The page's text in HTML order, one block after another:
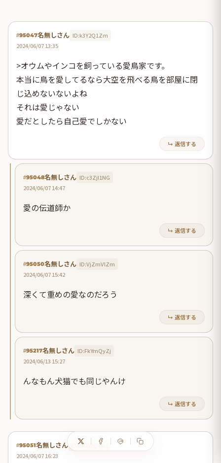
#95047名無しさん ID:k3Y2Q1Zm
2024/06/07 13:35
>オウムやインコを飼っている愛鳥家です。
本当に鳥を愛してるなら大空を飛べる鳥を部屋に閉
じ込めないないよね
それは愛じゃない
愛だとしたら自己愛でしかない
↳ 返信する
#95048名無しさん ID:c3ZjI1NG
2024/06/07 14:47
愛の伝道師か
↳ 返信する
#95050名無しさん ID:VjZmVlZm
2024/06/07 15:42
深くて重めの愛なのだろう
↳ 返信する
#95217名無しさん ID:FkYmQyZj
2024/06/13 15:27
んなもん犬猫でも同じやんけ
↳ 返信する
#95051名無しさん
ID:ZhYWQ5N2
2024/06/07 16:23